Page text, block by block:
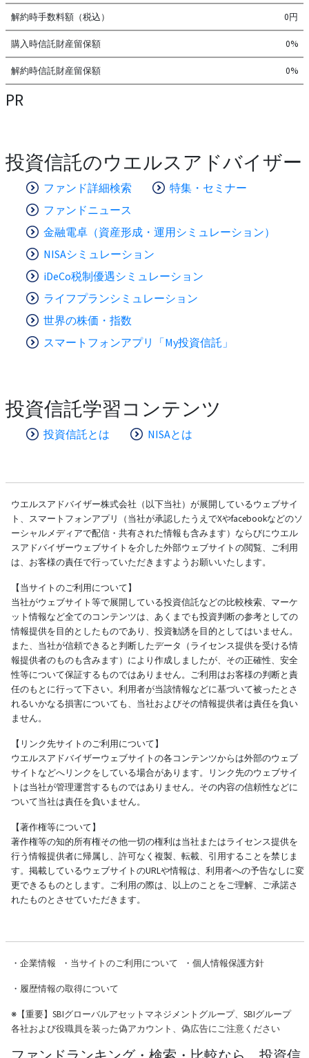
解約時手数料額（税込） 0円
購入時信託財産留保額 0%
解約時信託財産留保額 0%
PR
投資信託のウエルスアドバイザー
ファンド詳細検索
特集・セミナー
ファンドニュース
金融電卓（資産形成・運用シミュレーション）
NISAシミュレーション
iDeCo税制優遇シミュレーション
ライフプランシミュレーション
世界の株価・指数
スマートフォンアプリ「My投資信託」
投資信託学習コンテンツ
投資信託とは NISAとは
ウエルスアドバイザー株式会社（以下当社）が展開しているウェブサイ
ト、スマートフォンアプリ（当社が承認したうえでXやfacebookなどのソ
ーシャルメディアで配信・共有された情報も含みます）ならびにウエル
スアドバイザーウェブサイトを介した外部ウェブサイトの閲覧、ご利用
は、お客様の責任で行っていただきますようお願いいたします。
【当サイトのご利用について】
当社がウェブサイト等で展開している投資信託などの比較検索、マーケ
ット情報など全てのコンテンツは、あくまでも投資判断の参考としての
情報提供を目的としたものであり、投資勧誘を目的としてはいません。
また、当社が信頼できると判断したデータ（ライセンス提供を受ける情
報提供者のものも含みます）により作成しましたが、その正確性、安全
性等について保証するものではありません。ご利用はお客様の判断と責
任のもとに行って下さい。利用者が当該情報などに基づいて被ったとさ
れるいかなる損害についても、当社およびその情報提供者は責任を負い
ません。
【リンク先サイトのご利用について】
ウエルスアドバイザーウェブサイトの各コンテンツからは外部のウェブ
サイトなどへリンクをしている場合があります。リンク先のウェブサイ
トは当社が管理運営するものではありません。その内容の信頼性などに
ついて当社は責任を負いません。
【著作権等について】
著作権等の知的所有権その他一切の権利は当社またはライセンス提供を
行う情報提供者に帰属し、許可なく複製、転載、引用することを禁じま
す。掲載しているウェブサイトのURLや情報は、利用者への予告なしに変
更できるものとします。ご利用の際は、以上のことをご理解、ご承諾さ
れたものとさせていただきます。
・ 企業情報 ・ 当サイトのご利用について ・ 個人情報保護方針
・ 履歴情報の取得について
※【重要】SBIグローバルアセットマネジメントグループ、SBIグループ
各社および役職員を装った偽アカウント、偽広告にご注意ください